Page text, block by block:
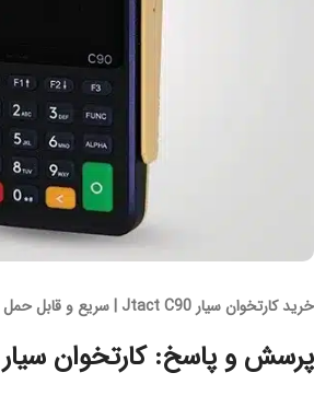
خرید کارتخوان سیار Jtact C90 | سریع و قابل حمل
پرسش و پاسخ: کارتخوان سیار Jtact مدل C90